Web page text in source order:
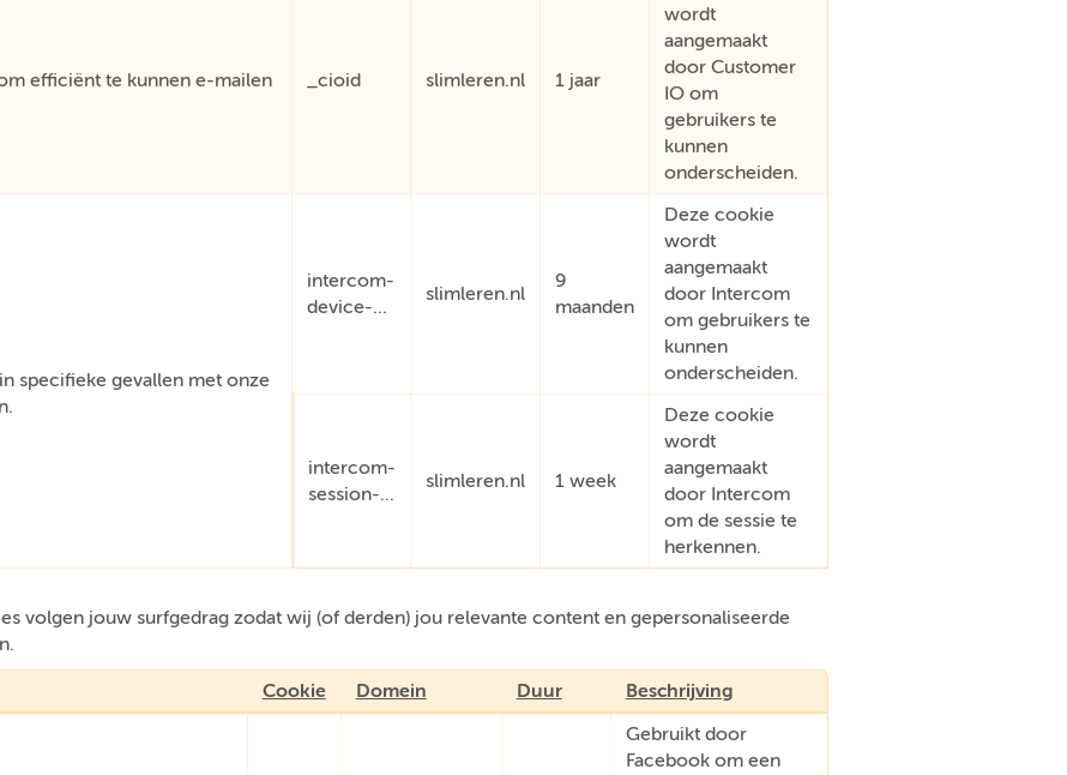
efficiënt te kunnen e-mailen
_cioid slimleren.nl 1 jaar
wordt
aangemaakt
door Customer
IO om
gebruikers te
kunnen
onderscheiden.
specifieke gevallen met onze
intercom-
device-...
slimleren.nl
9
maanden
Deze cookie
wordt
aangemaakt
door Intercom
om gebruikers te
kunnen
onderscheiden.
intercom-
session-...
slimleren.nl 1 week
Deze cookie
wordt
aangemaakt
door Intercom
om de sessie te
herkennen.
volgen jouw surfgedrag zodat wij (of derden) jou relevante content en gepersonaliseerde
Cookie Domein Duur Beschrijving
Gebruikt door
Facebook om een